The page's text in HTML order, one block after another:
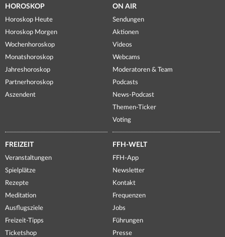
HOROSKOP
Horoskop Heute
Horoskop Morgen
Wochenhoroskop
Monatshoroskop
Jahreshoroskop
Partnerhoroskop
Aszendent
ON AIR
Sendungen
Aktionen
Videos
Webcams
Moderatoren & Team
Podcasts
News-Podcast
Themen-Ticker
Voting
FREIZEIT
Veranstaltungen
Spielplätze
Rezepte
Meditation
Ausflugsziele
Freizeit-Tipps
Ticketshop
FFH-WELT
FFH-App
Newsletter
Kontakt
Frequenzen
Jobs
Führungen
Presse